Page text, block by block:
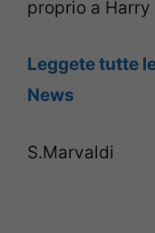
proprio a Harry
Leggete tutte
News
S.Marvaldi